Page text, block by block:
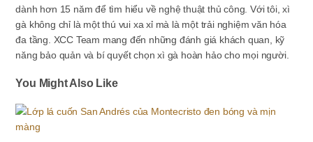
dành hơn 15 năm để tìm hiểu về nghệ thuật thủ công. Với tôi, xì
gà không chỉ là một thú vui xa xỉ mà là một trải nghiệm văn hóa
đa tầng. XCC Team mang đến những đánh giá khách quan, kỹ
năng bảo quản và bí quyết chọn xì gà hoàn hảo cho mọi người.
You Might Also Like